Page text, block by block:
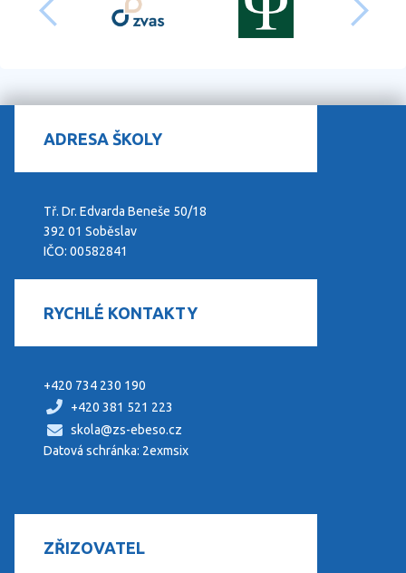
ADRESA ŠKOLY
Tř. Dr. Edvarda Beneše 50/18
392 01 Soběslav
IČO: 00582841
RYCHLÉ KONTAKTY
+420 734 230 190
+420 381 521 223
skola@zs-ebeso.cz
Datová schránka: 2exmsix
ZŘIZOVATEL